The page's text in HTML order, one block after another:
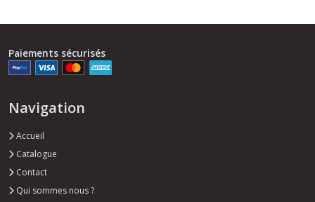
Paiements sécurisés
Navigation
Accueil
Catalogue
Contact
Qui sommes nous ?